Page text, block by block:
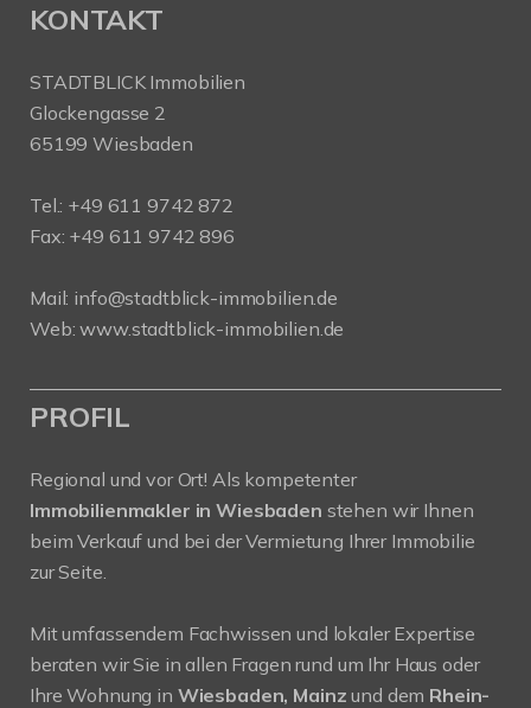
KONTAKT
STADTBLICK Immobilien
Glockengasse 2
65199 Wiesbaden
Tel.: +49 611 9742 872
Fax: +49 611 9742 896
Mail: info@stadtblick-immobilien.de
Web:www.stadtblick-immobilien.de
PROFIL
Regional und vor Ort! Als kompetenter
Immobilienmakler in Wiesbaden stehen wir Ihnen
beim Verkauf und bei der Vermietung Ihrer Immobilie
zur Seite.
Mit umfassendem Fachwissen und lokaler Expertise
beraten wir Sie in allen Fragen rund um Ihr Haus oder
Ihre Wohnung in Wiesbaden, Mainzund dem Rhein-